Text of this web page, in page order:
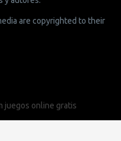
autores.
are copyrighted to their
juegos online gratis